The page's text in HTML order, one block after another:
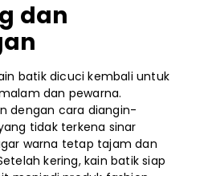
dan
batik dicuci kembali untuk
dan pewarna.
dengan cara diangin-
tidak terkena sinar
warna tetap tajam dan
kering, kain batik siap